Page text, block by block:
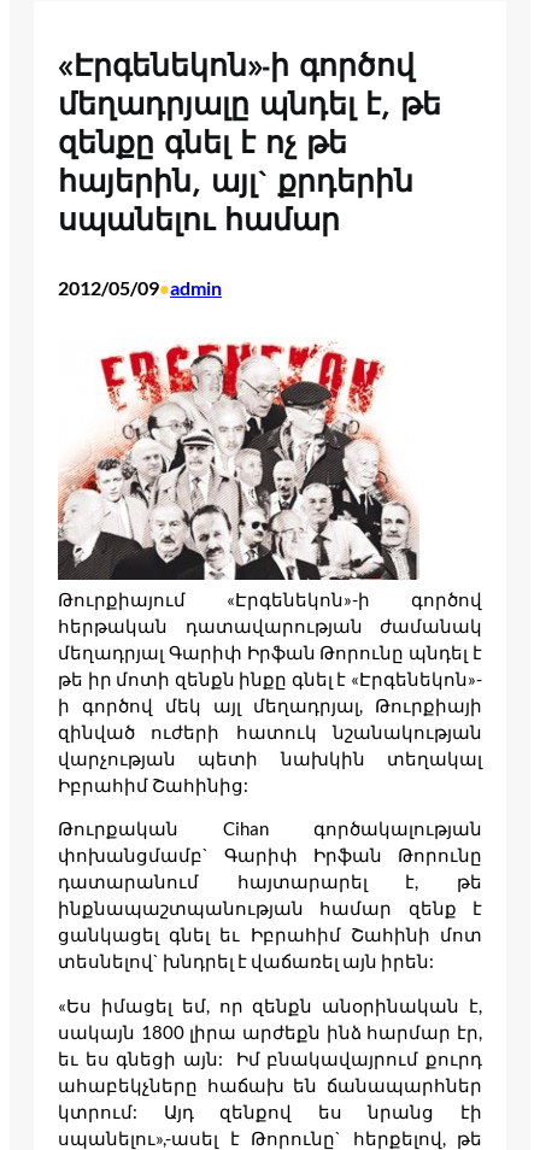
«Էրգենեկոն»-ի գործով
մեղադրյալը պնդել է, թե
զենքը գնել է ոչ թե
հայերին, այլ` քրդերին
սպանելու համար
2012/05/09•admin
Թուրքիայում «Էրգենեկոն»-ի գործով
հերթական դատավարության ժամանակ
մեղադրյալ Գարիփ Իրֆան Թորունը պնդել է
թե իր մոտի զենքն ինքը գնել է «Էրգենեկոն»-
ի գործով մեկ այլ մեղադրյալ, Թուրքիայի
զինված ուժերի հատուկ նշանակության
վարչության պետի նախկին տեղակալ
Իբրահիմ Շահինից:
Թուրքական Cihan գործակալության
փոխանցմամբ` Գարիփ Իրֆան Թորունը
դատարանում հայտարարել է, թե
ինքնապաշտպանության համար զենք է
ցանկացել գնել եւ Իբրահիմ Շահինի մոտ
տեսնելով` խնդրել է վաճառել այն իրեն:
«Ես իմացել եմ, որ զենքն անօրինական է,
սակայն 1800 լիրա արժեքն ինձ հարմար էր,
եւ ես գնեցի այն: Իմ բնակավայրում քուրդ
ահաբեկչները հաճախ են ճանապարհներ
կտրում: Այդ զենքով ես նրանց էի
սպանելու»,-ասել է Թորունը` հերքելով, թե